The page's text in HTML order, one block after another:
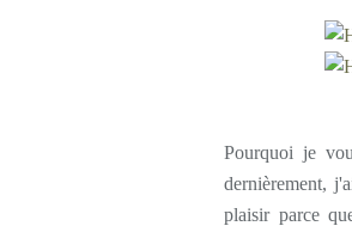
Pourquoi je
dernièrement,
plaisir parce